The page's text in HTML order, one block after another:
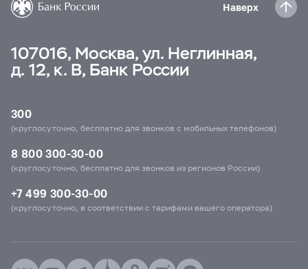
Наверх
107016, Москва, ул. Неглинная,
д. 12, к. В, Банк России
300
(круглосуточно, бесплатно для звонков с мобильных телефонов)
8 800 300-30-00
(круглосуточно, бесплатно для звонков из регионов России)
+7 499 300-30-00
(круглосуточно, в соответствии с тарифами вашего оператора)